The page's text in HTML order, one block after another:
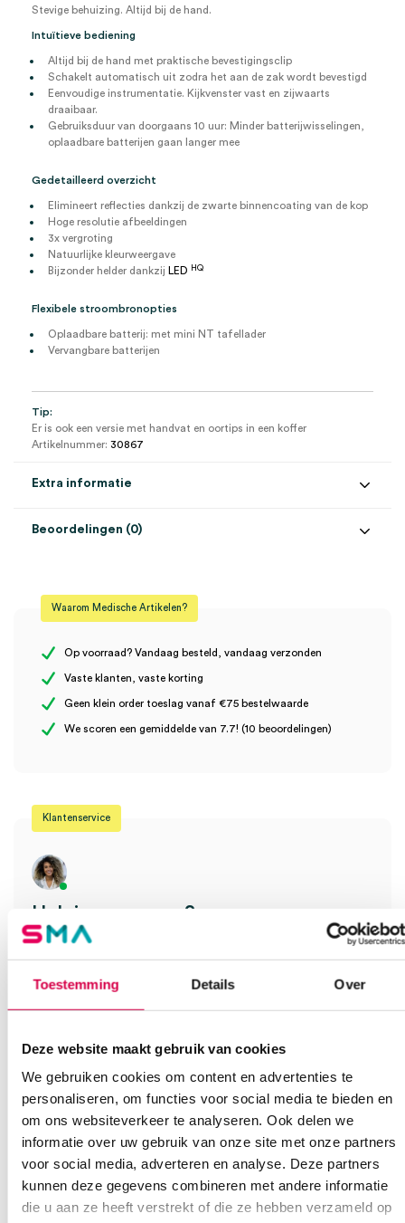
Toestemming Details Over
Deze website maakt gebruik van cookies
We gebruiken cookies om content en advertenties te
personaliseren, om functies voor social media te bieden en
om ons websiteverkeer te analyseren. Ook delen we
informatie over uw gebruik van onze site met onze partners
voor social media, adverteren en analyse. Deze partners
kunnen deze gegevens combineren met andere informatie
die u aan ze heeft verstrekt of die ze hebben verzameld op
Stevige behuizing. Altijd bij de hand.
Intuïtieve bediening
Altijd bij de hand met praktische bevestigingsclip
Schakelt automatisch uit zodra het aan de zak wordt bevestigd
Eenvoudige instrumentatie. Kijkvenster vast en zijwaarts
draaibaar.
Gebruiksduur van doorgaans 10 uur: Minder batterijwisselingen,
oplaadbare batterijen gaan langer mee
Gedetailleerd overzicht
Elimineert reflecties dankzij de zwarte binnencoating van de kop
Hoge resolutie afbeeldingen
3x vergroting
Natuurlijke kleurweergave
Bijzonder helder dankzij LED HQ
Flexibele stroombronopties
Oplaadbare batterij: met mini NT tafellader
Vervangbare batterijen
Tip:
Er is ook een versie met handvat en oortips in een koffer
Artikelnummer: 30867
Extra informatie
Uitvoering LED
Steriel
Beoordelingen (0)
Er zijn nog geen beoordelingen.
beoordelen
Waarom Medische Artikelen?
Op voorraad? Vandaag besteld, vandaag verzonden
Vaste klanten, vaste korting
Geen klein order toeslag vanaf €75 bestelwaarde
We scoren een gemiddelde van 7.7! (10 beoordelingen)
Klantenservice
Heb je een vraag?
Anca helpt je!
Vind je antwoord snel en makkelijk op onze klantenservice pagina.
Of contacteer ons via een van de onderstaande opties.
Onze klantenservice is bereikbaar van maandag t/m vrijdag van
Bel Anca E-mail Anca Contactformulier